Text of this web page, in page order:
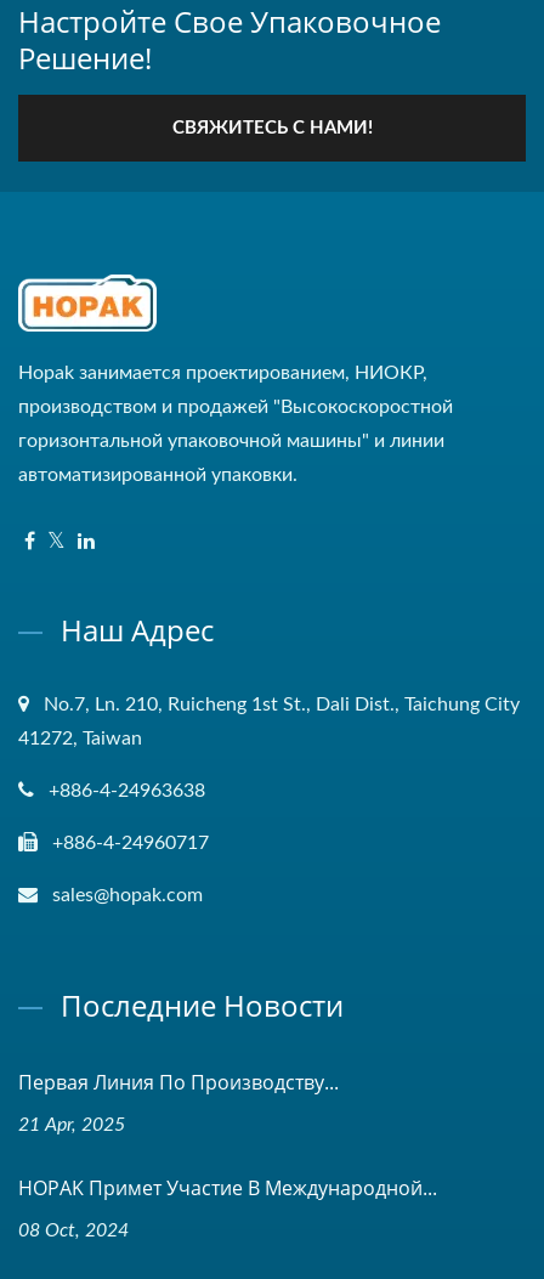
Настройте Свое Упаковочное
Решение!
СВЯЖИТЕСЬ С НАМИ!
Hopak занимается проектированием, НИОКР,
производством и продажей "Высокоскоростной
горизонтальной упаковочной машины" и линии
автоматизированной упаковки.
Наш Адрес
No.7, Ln. 210, Ruicheng 1st St., Dali Dist., Taichung City
41272, Taiwan
+886-4-24963638
+886-4-24960717
sales@hopak.com
Последние Новости
Первая Линия По Производству...
21 Apr, 2025
HOPAK Примет Участие В Международной...
08 Oct, 2024